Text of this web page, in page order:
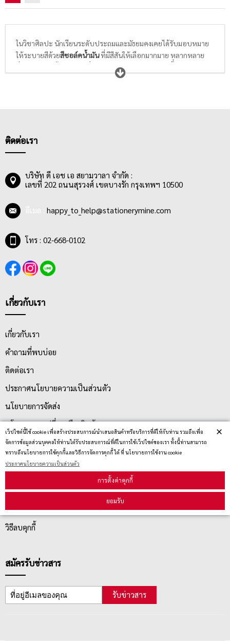
เว็ปไซต์นี้ใช้ cookie เพื่อสร้างประสบการณ์นำเสนอสินค้าหรือบริการที่ดีให้กับท่าน รวมถึงเพื่อ
จัดการข้อมูลส่วนบุคคลให้ท่านได้รับประสบการณ์ที่ดีในการใช้เว็ปไซต์ของเรา ทั้งนี้ท่านสามารถ
ทราบถึงนโยบายการใช้คุกกี้และวิธีการจัดการคุกกี้ ได้ ที่ นโยบายการใช้งาน cookie
ประกาศนโยบายความเป็นส่วนตัว
การตั้งค่าคุกกี้
ยอมรับ
×
ในวิชาศิลปะ นักเรียนระดับประถมและมัธยมคงเคยได้รับมอบหมาย
ให้ระบายสีด้วยสีชอล์คน้ำมันที่มีสีสันให้เลือกมากมาย หลากหลาย
ยี่ห้อ สีชอล์คน้ำมันเป็นสีที่สามารถระบายทับได้หลายชั้่น และเป็นสี
ให้สีสันคมชัด ทึบแสง สีเข้ม มองเห็นได้ชัดเจน เหมาะกับงานระบายสี
ติดต่อเรา
บริษัท ดี เอช เอ สยามวาลา จำกัด :
เลขที่ 202 ถนนสุรวงศ์ เขตบางรัก กรุงเทพฯ 10500
happy_to_help@stationerymine.com
โทร : 02-668-0102
เกี่ยวกับเรา
เกี่ยวกับเรา
คำถามที่พบบ่อย
ติดต่อเรา
ประกาศนโยบายความเป็นส่วนตัว
นโยบายการจัดส่ง
นโยบายการเปลี่ยน/คืน สินค้า
บริการลูกค้า
ตรวจสอบสถานะสินค้า
คู่มือนักช้อป
วิธีลบคุกกี้
สมัครรับข่าวสาร
รับข่าวสาร